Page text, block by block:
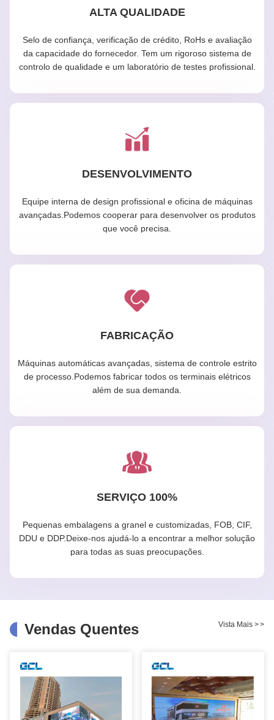
ALTA QUALIDADE
Selo de confiança, verificação de crédito, RoHs e avaliação
da capacidade do fornecedor. Tem um rigoroso sistema de
controlo de qualidade e um laboratório de testes profissional.
DESENVOLVIMENTO
Equipe interna de design profissional e oficina de máquinas
avançadas.Podemos cooperar para desenvolver os produtos
que você precisa.
FABRICAÇÃO
Máquinas automáticas avançadas, sistema de controle estrito
de processo.Podemos fabricar todos os terminais elétricos
além de sua demanda.
SERVIÇO 100%
Pequenas embalagens a granel e customizadas, FOB, CIF,
DDU e DDP.Deixe-nos ajudá-lo a encontrar a melhor solução
para todas as suas preocupações.
Vendas Quentes Vista Mais >>